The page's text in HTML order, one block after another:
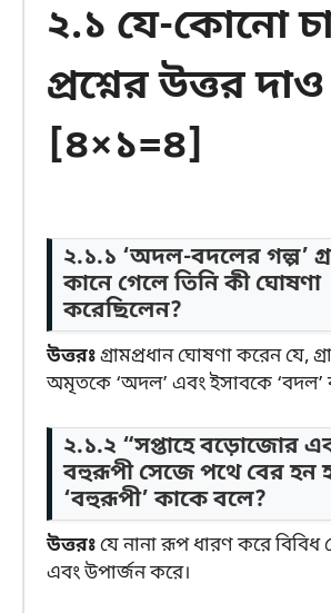
২.১ যে-কোনো
প্রশ্নের উত্তর
[৪×১=৪]
২.১.১ ‘অদল-বদলের গল্প’
কানে গেলে তিনি কী ঘোষণা
করেছিলেন?
উত্তরঃগ্রামপ্রধান ঘোষণা করেন যে,
অমৃতকে ‘অদল’ এবং ইসাবকে ‘বদল’
২.১.২ “সপ্তাহে বড়োজোর
বহুরূপী সেজে পথে বের হন
‘বহুরূপী’ কাকে বলে?
উত্তরঃযে নানা রূপ ধারণ করে
এবং উপার্জন করে।